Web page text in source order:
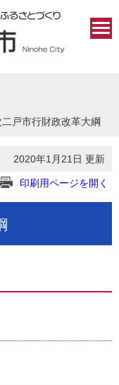
戸市行財政改革大綱
2020年1月21日 更新
印刷用ページを開く